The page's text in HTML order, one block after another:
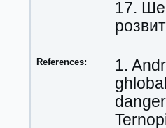
17.
References:
1.